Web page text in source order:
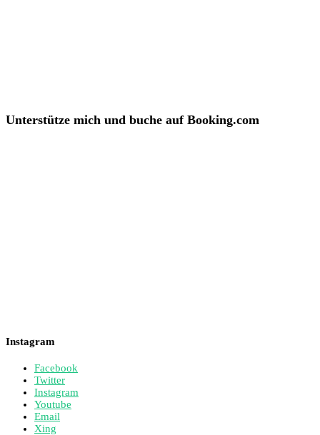
Unterstütze mich und buche auf Booking.com
Instagram
Facebook
Twitter
Instagram
Youtube
Email
Xing